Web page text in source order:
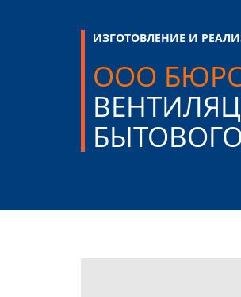
ИЗГОТОВЛЕНИЕ И
ООО